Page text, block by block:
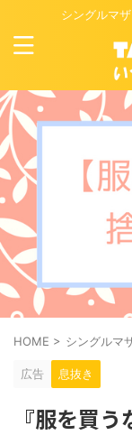
シングルマ
HOME > シングルマ
広告 息抜き
『服を買